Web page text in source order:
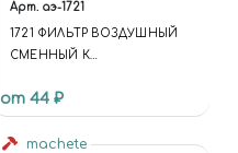
Арт. аэ-1721
1721 ФИЛЬТР ВОЗДУШНЫЙ
СМЕННЫЙ К
от 44 ₽
machete